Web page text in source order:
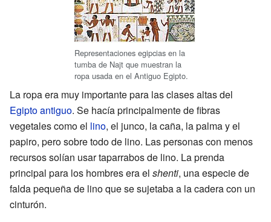
Representaciones egipcias en la
tumba de Najt que muestran la
ropa usada en el Antiguo Egipto.
La ropa era muy importante para las clases altas del
Egipto antiguo. Se hacía principalmente de fibras
vegetales como el lino, el junco, la caña, la palma y el
papiro, pero sobre todo de lino. Las personas con menos
recursos solían usar taparrabos de lino. La prenda
principal para los hombres era el shenti, una especie de
falda pequeña de lino que se sujetaba a la cadera con un
cinturón.